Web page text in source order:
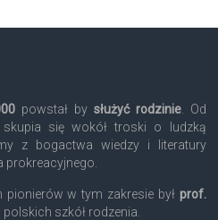
powstał by służyć rodzinie. Od
skupia się wokół troski o ludzką
z bogactwa wiedzy i literatury
prokreacyjnego.
w tym zakresie był prof.
szkół rodzenia.